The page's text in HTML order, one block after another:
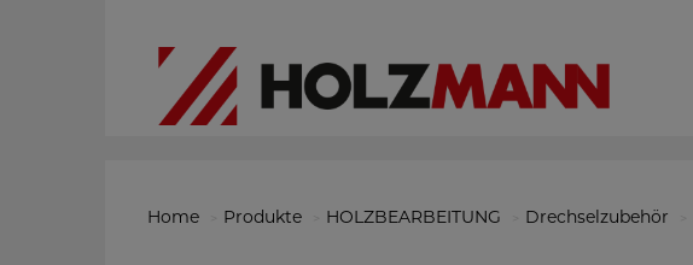
Home Produkte HOLZBEARBEITUNG Drechselzubehör